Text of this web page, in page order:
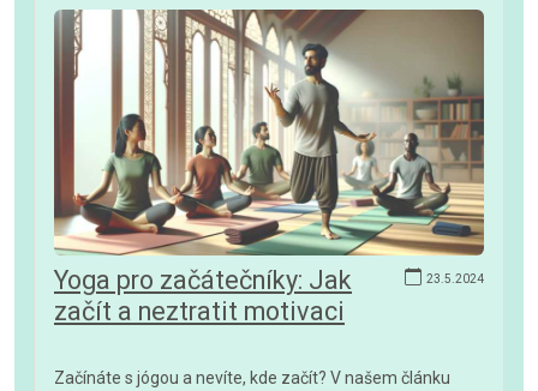
23.5.2024
Yoga pro začátečníky: Jak
začít a neztratit motivaci
Začínáte s jógou a nevíte, kde začít? V našem článku